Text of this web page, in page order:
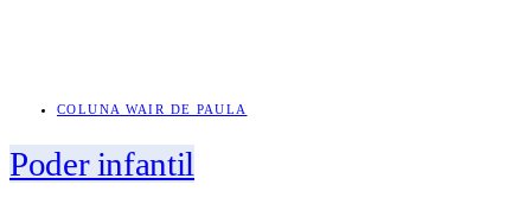
COLUNA WAIR DE PAULA
Poder infantil